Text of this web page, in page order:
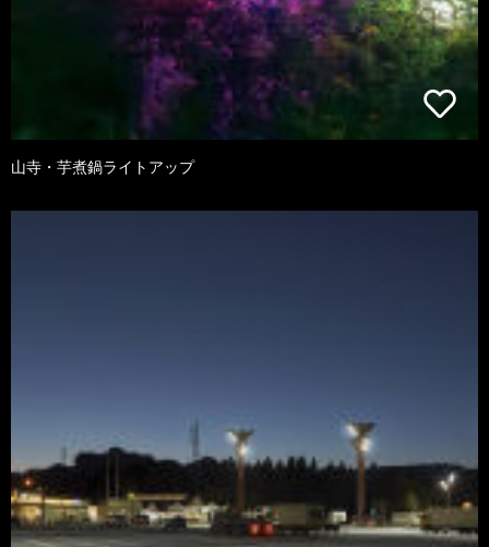
山寺・芋煮鍋ライトアップ